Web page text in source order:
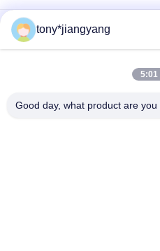
เทคโนโลยี VIF การ์ดโบรชัวร์วิดีโ
CMYK ออฟเซ็ต
การ์ดจอ LCD OEM ODM สำหรั
tony*jiangyang
5:01
Good day, what product are